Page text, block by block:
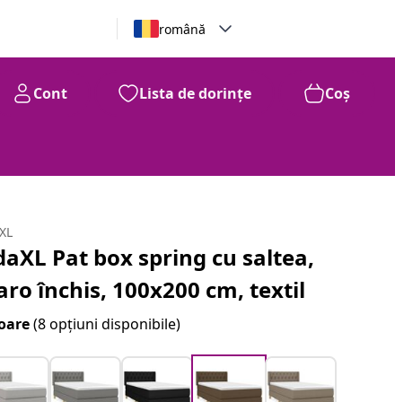
română
Cont Lista de dorințe Coș
Pat box spring cu saltea,
închis, 100x200 cm, textil
(8 opțiuni disponibile)